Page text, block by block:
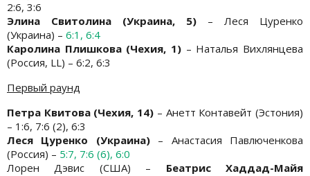
2:6, 3:6
Элина Свитолина (Украина, 5) – Леся Цуренко
(Украина) – 6:1, 6:4
Каролина Плишкова (Чехия, 1) – Наталья Вихлянцева
(Россия, LL) – 6:2, 6:3
Первый раунд
Петра Квитова (Чехия, 14) – Анетт Контавейт (Эстония)
– 1:6, 7:6 (2), 6:3
Леся Цуренко (Украина)– Анастасия Павлюченкова
(Россия) – 5:7, 7:6 (6), 6:0
Лорен Дэвис (США) – Беатрис Хаддад-Майя